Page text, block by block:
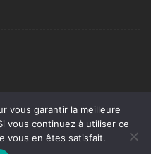
vous garantir la meilleure
vous continuez à utiliser ce
vous en êtes satisfait.